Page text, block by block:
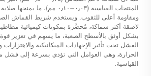
المنتجات القياسية (٠٫٠٣–٠٫١٠ مم)، ما
ومقاومة أعلى للثقوب. ويستخدم شريط القماش
لاصقة أكثر سماكة، مُحضَّرة بمكونات كيميائية
بشكل أوثق بالأسطح الصعبة، ما يسهم في تعزيز قوة
الفشل تحت تأثير الإجهادات الميكانيكية
الحرارة، وهي العوامل التي تؤدي بسرعة إلى فشل
القياسية.